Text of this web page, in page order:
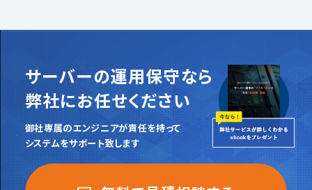
サーバーの運用保守なら
弊社にお任せください
御社専属のエンジニアが責任を持って
システムをサポート致します